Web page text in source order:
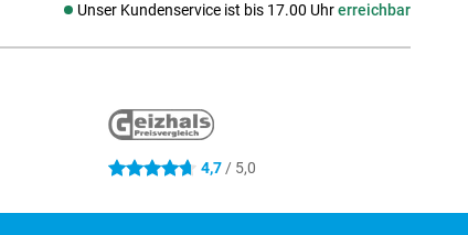
Unser Kundenservice ist bis 17.00 Uhrerreichbar
Social media
4.7 Sterne 4,7 / 5,0